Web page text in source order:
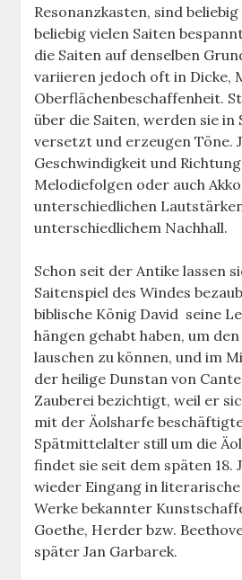
Resonanzkasten, sind
beliebig vielen Saiten
die Saiten auf denselben
variieren jedoch oft in Dicke,
Oberflächenbeschaffenheit.
über die Saiten, werden sie in
versetzt und erzeugen Töne.
Geschwindigkeit und
Melodiefolgen oder auch
unterschiedlichen
unterschiedlichem Nachhall.
Schon seit der Antike lassen
Saitenspiel des Windes
biblische König David seine
hängen gehabt haben, um
lauschen zu können, und im
der heilige Dunstan von
Zauberei bezichtigt, weil er
mit der Äolsharfe
Spätmittelalter still um die
findet sie seit dem späten 18.
wieder Eingang in
Werke bekannter
Goethe, Herder bzw.
später Jan Garbarek.